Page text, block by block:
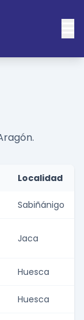
Localidad
Sabiñánigo
Jaca
Huesca
Huesca